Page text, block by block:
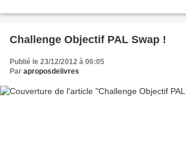
Challenge Objectif PAL Swap !
Publié le 23/12/2012 à 06:05
Par aproposdelivres